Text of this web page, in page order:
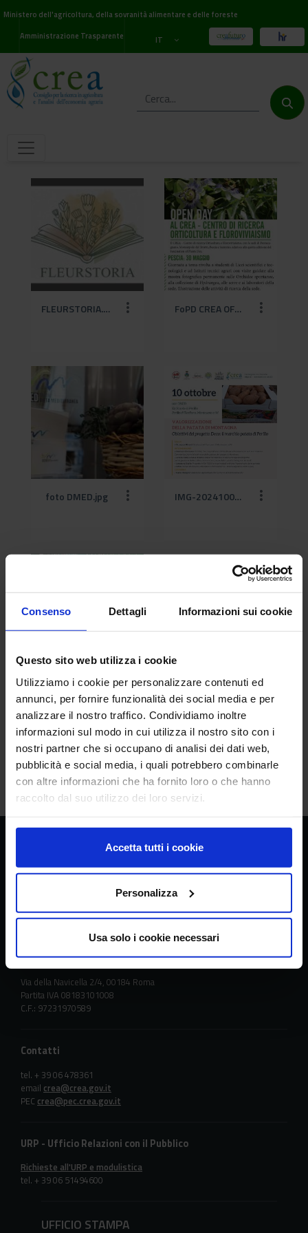
Consenso Dettagli Informazioni sui cookie
Questo sito web utilizza i cookie
Utilizziamo i cookie per personalizzare contenuti ed
annunci, per fornire funzionalità dei social media e per
analizzare il nostro traffico. Condividiamo inoltre
informazioni sul modo in cui utilizza il nostro sito con i
nostri partner che si occupano di analisi dei dati web,
pubblicità e social media, i quali potrebbero combinarle
con altre informazioni che ha fornito loro o che hanno
raccolto dal suo utilizzo dei loro servizi.
Accetta tutti i cookie
Personalizza
Usa solo i cookie necessari
Ministero dell'agricoltura, della sovranità alimentare e delle foreste
Amministrazione Trasparente
IT
FLEURSTORIA.jpg FoPD CREA OF_Pescia_30 mag 2019.jpg
foto DMED.jpg IMG-20241008-WA0000.jpg
IMG_20240316_084243.jpg
5 Elementi
Mostrati 16 - 20 su 46 risultati.
1
2 3 4 5 ... 10
Consiglio per la ricerca in agricoltura e
l’analisi dell’economia agraria
Sede principale
Via della Navicella 2/4, 00184 Roma
Partita IVA 08183101008
C.F.: 97231970589
Contatti
tel. + 39 06 478361
email crea@crea.gov.it
PEC crea@pec.crea.gov.it
URP - Ufficio Relazioni con il Pubblico
Richieste all'URP e modulistica
tel. + 39 06 51494600
UFFICIO STAMPA